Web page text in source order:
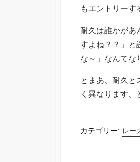
もエントリーす
耐久は誰かがあ
すよね？？」と
な～」なんてな
とまあ、耐久と
く異なります、
カテゴリー: レー